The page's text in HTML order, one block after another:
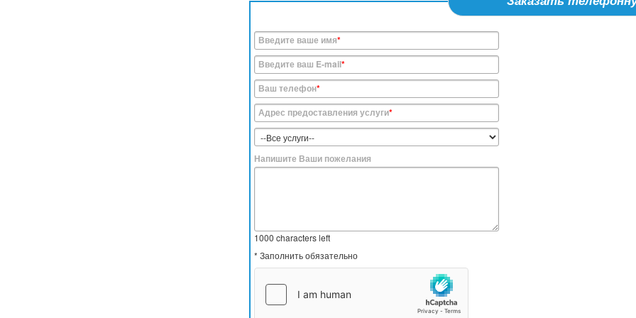
Введите ваше имя*
Введите ваш E-mail*
Ваш телефон*
Адрес предоставления услуги*
Напишите Ваши пожелания
1000 characters left
* Заполнить обязательно